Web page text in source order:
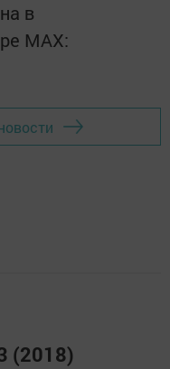
в
MАХ:
(2018)